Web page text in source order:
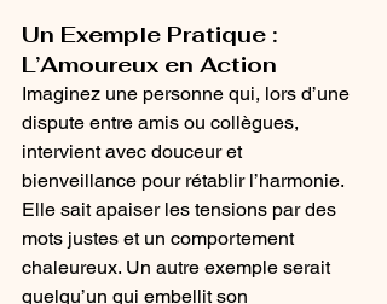
Un Exemple Pratique :
L’Amoureux en Action
Imaginez une personne qui, lors d’une
dispute entre amis ou collègues,
intervient avec douceur et
bienveillance pour rétablir l’harmonie.
Elle sait apaiser les tensions par des
mots justes et un comportement
chaleureux. Un autre exemple serait
quelqu’un qui embellit son